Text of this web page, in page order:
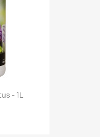
- 1L